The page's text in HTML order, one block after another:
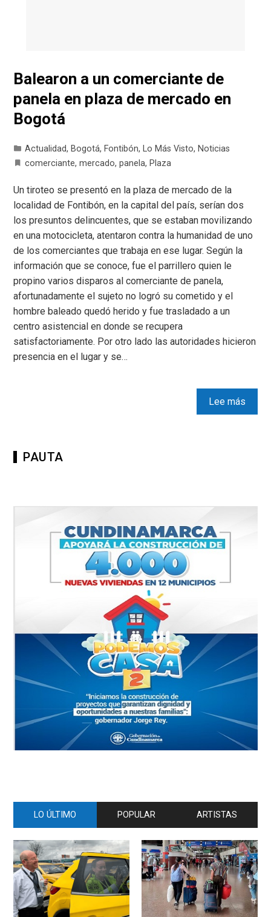
Balearon a un comerciante de
panela en plaza de mercado en
Bogotá
Actualidad, Bogotá, Fontibón, Lo Más Visto, Noticias
comerciante,mercado,panela, Plaza
Un tiroteo se presentó en la plaza de mercado de la
localidad de Fontibón, en la capital del país, serían dos
los presuntos delincuentes, que se estaban movilizando
en una motocicleta, atentaron contra la humanidad de uno
de los comerciantes que trabaja en ese lugar. Según la
información que se conoce, fue el parrillero quien le
propino varios disparos al comerciante de panela,
afortunadamente el sujeto no logró su cometido y el
hombre baleado quedó herido y fue trasladado a un
centro asistencial en donde se recupera
satisfactoriamente. Por otro lado las autoridades hicieron
presencia en el lugar y se…
Lee más
PAUTA
LO ÚLTIMO POPULAR ARTISTAS